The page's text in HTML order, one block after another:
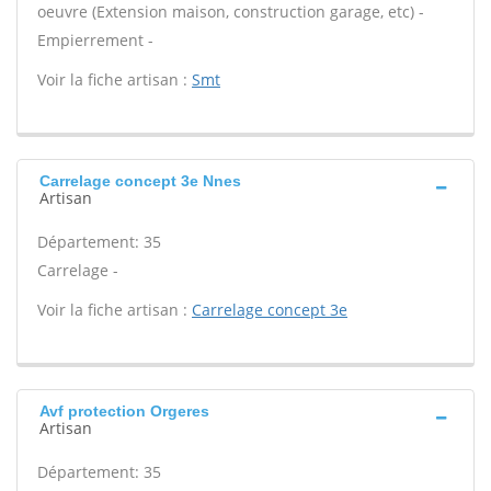
oeuvre (Extension maison, construction garage, etc) -
Empierrement -
Voir la fiche artisan : Smt
Carrelage concept 3e Nnes
Artisan
Département: 35
Carrelage -
Voir la fiche artisan : Carrelage concept 3e
Avf protection Orgeres
Artisan
Département: 35